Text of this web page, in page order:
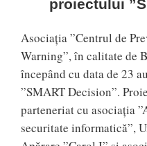
proiectului
Asociația ”Centrul de
Warning”, în calitate de
începând cu data de 23
”SMART Decision”.
parteneriat cu asociația
securitate informatică”,